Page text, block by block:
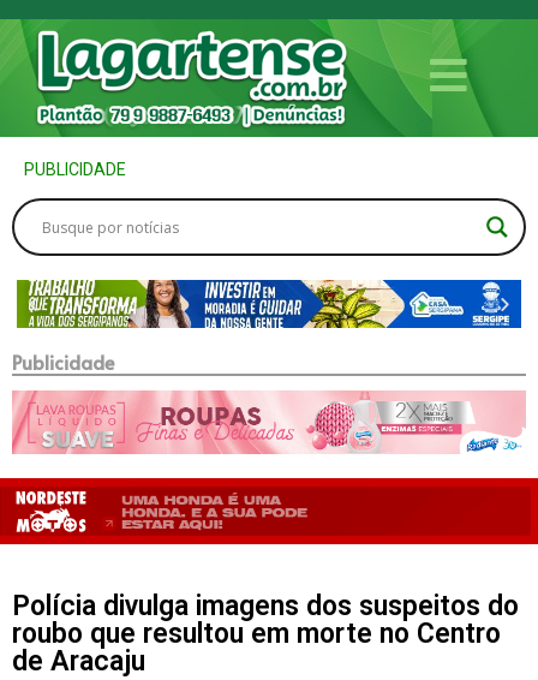
PUBLICIDADE
Publicidade
Polícia divulga imagens dos suspeitos do
roubo que resultou em morte no Centro
de Aracaju